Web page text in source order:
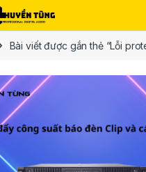
Bài viết được gắn thẻ “Lỗi